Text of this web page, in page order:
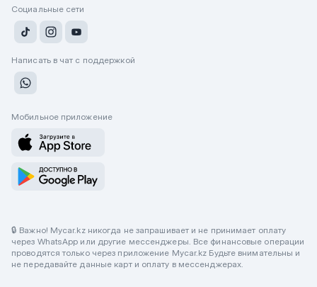
Социальные сети
Написать в чат с поддержкой
Мобильное приложение
🔒 Важно! Mycar.kz никогда не запрашивает и не принимает оплату
через WhatsApp или другие мессенджеры. Все финансовые операции
проводятся только через приложение Mycar.kz Будьте внимательны и
не передавайте данные карт и оплату в мессенджерах.